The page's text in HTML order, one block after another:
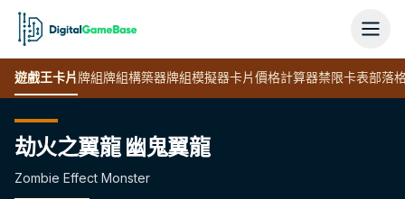
遊戲王卡片牌組牌組構築器牌組模擬器卡片價格計算器禁限卡表部落
劫火之翼龍 幽鬼翼龍
Zombie Effect Monster